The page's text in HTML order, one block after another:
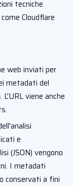
tecniche
Cloudflare
web inviati per
metadati del
viene anche
e
(JSON) vengono
I metadati
conservati a fini